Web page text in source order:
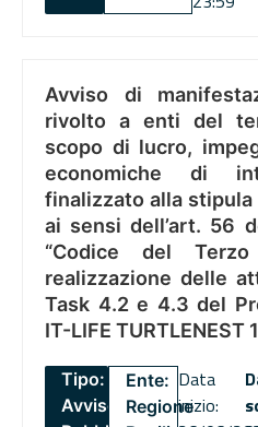
Avviso di
rivolto a enti del
scopo di lucro,
economiche di
finalizzato alla
ai sensi dell’art. 56
“Codice del
realizzazione delle
Task 4.2 e 4.3 del
IT-LIFE TURTLENEST
Tipo:
Avviso
Ente:
Regione
Data
inizio: